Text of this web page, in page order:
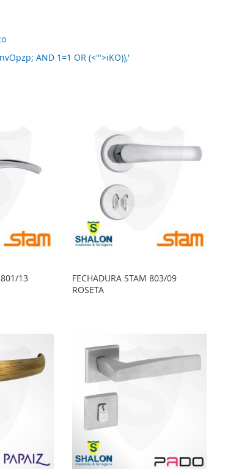
AND 1=1 OR (<'">iKO)),'
13
FECHADURA STAM 803/09
ROSETA